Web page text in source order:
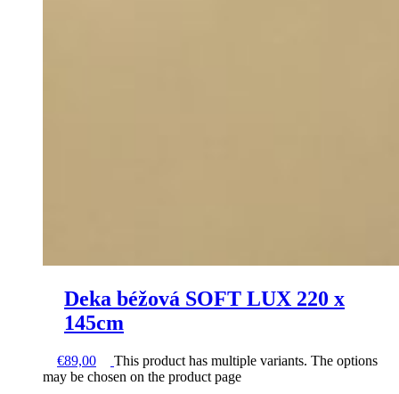
Deka béžová SOFT LUX 220 x
145cm
€89,00
This product has multiple variants. The options
may be chosen on the product page